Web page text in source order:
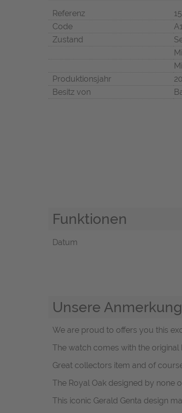
Referenz
Code
Zustand
Produktionsjahr
Besitz von
Funktionen
Datum
Unsere
We are proud to offers you this
The watch comes with the original
Great collectors item and of
The Royal Oak designed by none
This iconic Gerald Genta design